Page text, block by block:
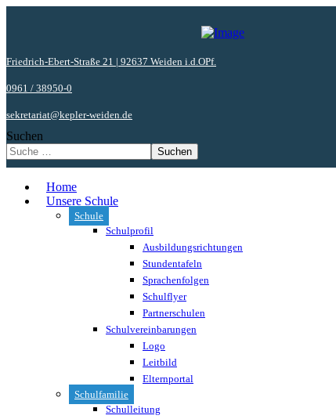
Friedrich-Ebert-Straße 21 | 92637 Weiden i.d.OPf.
0961 / 38950-0
sekretariat@kepler-weiden.de
Suchen
Suchen
Home
Unsere Schule
Schule
Schulprofil
Ausbildungsrichtungen
Stundentafeln
Sprachenfolgen
Schulflyer
Partnerschulen
Schulvereinbarungen
Logo
Leitbild
Elternportal
Schulfamilie
Schulleitung